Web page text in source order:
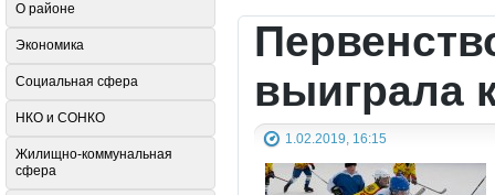
1.02.2019, 16:15
О районе
Экономика
Социальная сфера
НКО и СОНКО
Жилищно-коммунальная
сфера